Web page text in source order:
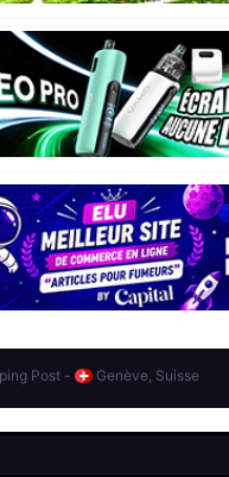
Post - Genève, Suisse